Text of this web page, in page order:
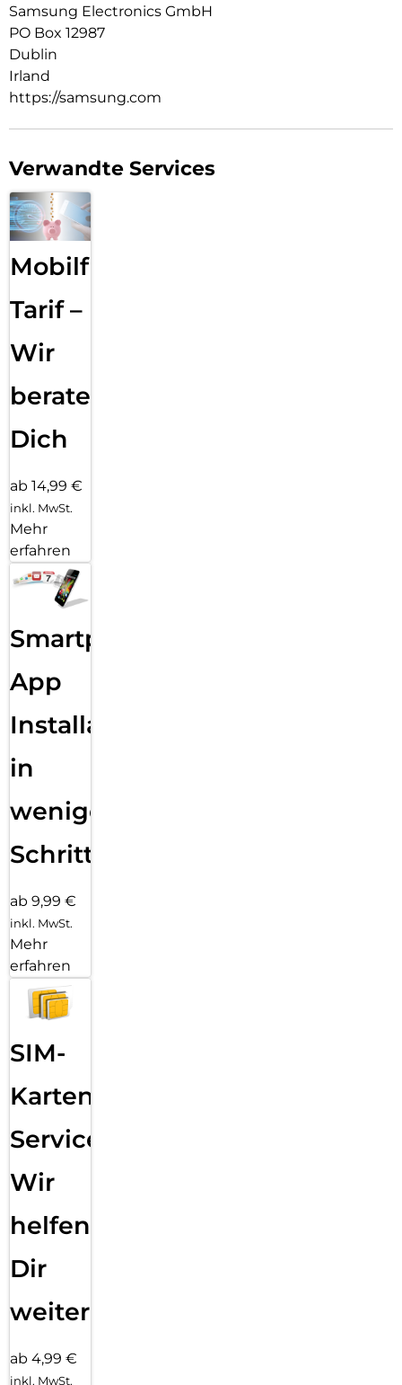
Samsung Electronics GmbH
PO Box 12987
Dublin
Irland
https://samsung.com
Verwandte Services
Mobilfunk
Tarif –
Wir
beraten
Dich
ab 14,99 €
inkl. MwSt.
Mehr
erfahren
Smartphone
App
Installation
in
wenigen
Schritten
ab 9,99 €
inkl. MwSt.
Mehr
erfahren
SIM-
Karten
Service:
Wir
helfen
Dir
weiter
ab 4,99 €
inkl. MwSt.